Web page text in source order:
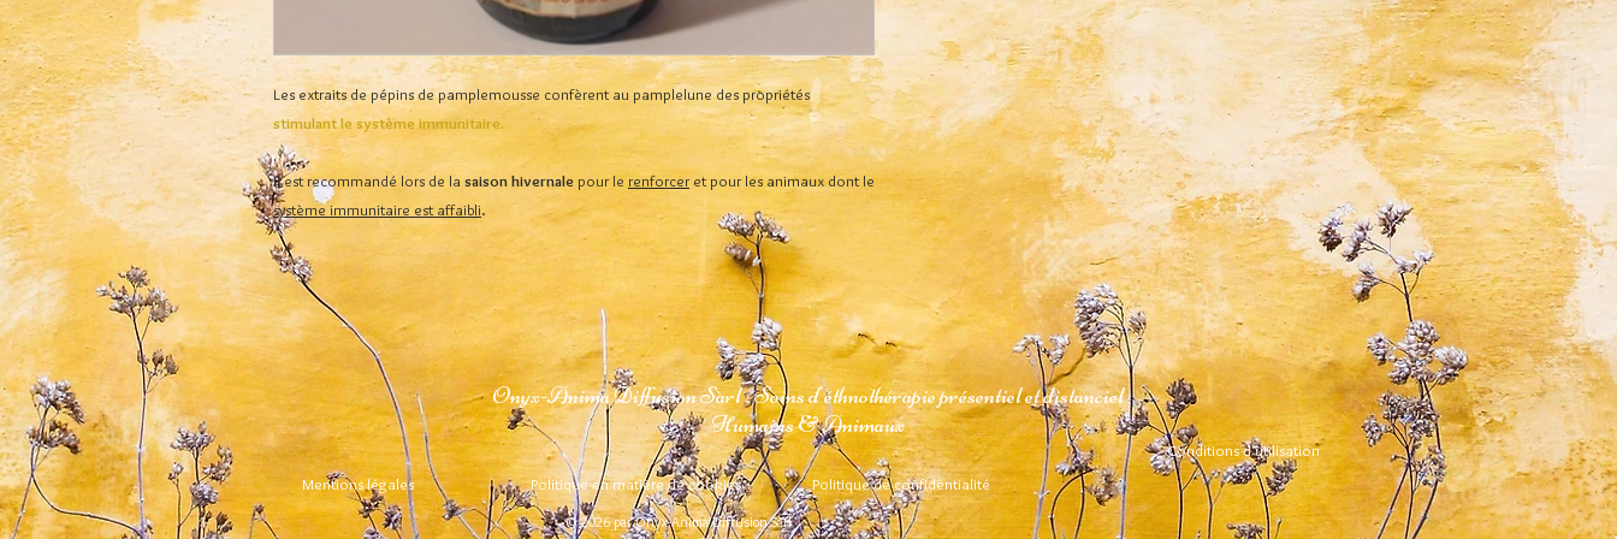
Les extraits de pépins de pamplemousse confèrent au pamplelune des propriétés
stimulant le système immunitaire.
Il est recommandé lors de lasaison hivernale pour le renforcer et pour les animaux dont le
système immunitaire est affaibli.
Concernant les chèques cadeaux, aucune demande de
remboursement ne sera acceptée après expédition. Les
chèques cadeaux périmés ne sont pas remboursés. Il est
toutefois possible d'augmenter sa durée de validité en nous
contactant avant la date de péremption par mail à
centreonyxanima@gmail.com (Sa durée de validité ne
pourra pas être prolongée de plus de 3 mois).
Les élixirs ayant tourné à cause d'une mauvaise
conservation de la part du client, ne pourront ni être
remplacés ni être remboursés (Chaque client recevra les
conseils de préservation des produits par mail ou dans le
colis).
EN SUISSE
A domicile avec Colissimo contre signature (La Poste)
Vous pourrez consulter les tarifs d'expédition & sélectionner le
mode de livraison de votre choix, lors du règlement de la
commande.
Onyx-Anima Diffusion Sàrl : Soins d'éthnothérapie présentiel et distanciel
Humains & Animaux
Mentions légales Politique en matière de cookies Politique de confidentialité
Conditions d'utilisation
© 2026 par Onyx-Anima Diffusion Sàrl